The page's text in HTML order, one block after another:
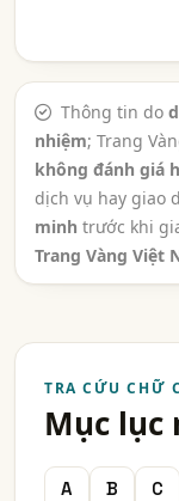
Thông tin do
nhiệm; Trang
không đánh giá
dịch vụ hay giao
minh trước khi
Trang Vàng Việt
TRA CỨU CHỮ
Mục lục
A B C